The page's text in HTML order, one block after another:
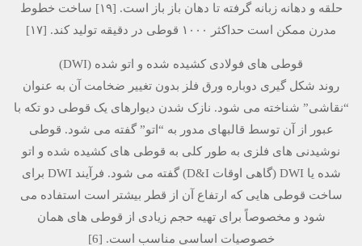
حلقه و دهانه زبانه گرفته تا دهان باز باز است. [۱۹] ساخت خطوط
مدرن ممکن است حداکثر ۱۰۰۰ قوطی در دقیقه تولید کند. [۱۷]
قوطی های فولادی کشیده شده و اتو شده (DWI)
روند شکل گیری دوباره ورق فلز بدون تغییر ضخامت آن به عنوان
“نقاشی” شناخته می شود. نازک شدن دیوارهای یک قوطی دو تکه با
عبور از آن توسط قالبهای مدور به “اتو” گفته می شود. قوطی
نوشیدنی های فلزی به طور کلی به قوطی های کشیده شده و اتو
شده یا DWI (گاهی اوقات D&I) گفته می شود. فرآیند DWI برای
ساخت قوطی هایی که ارتفاع آن از قطر بیشتر است استفاده می
شود و مخصوصاً برای تهیه حجم زیادی از قوطی های همان
خصوصیات اساسی مناسب است. [6]